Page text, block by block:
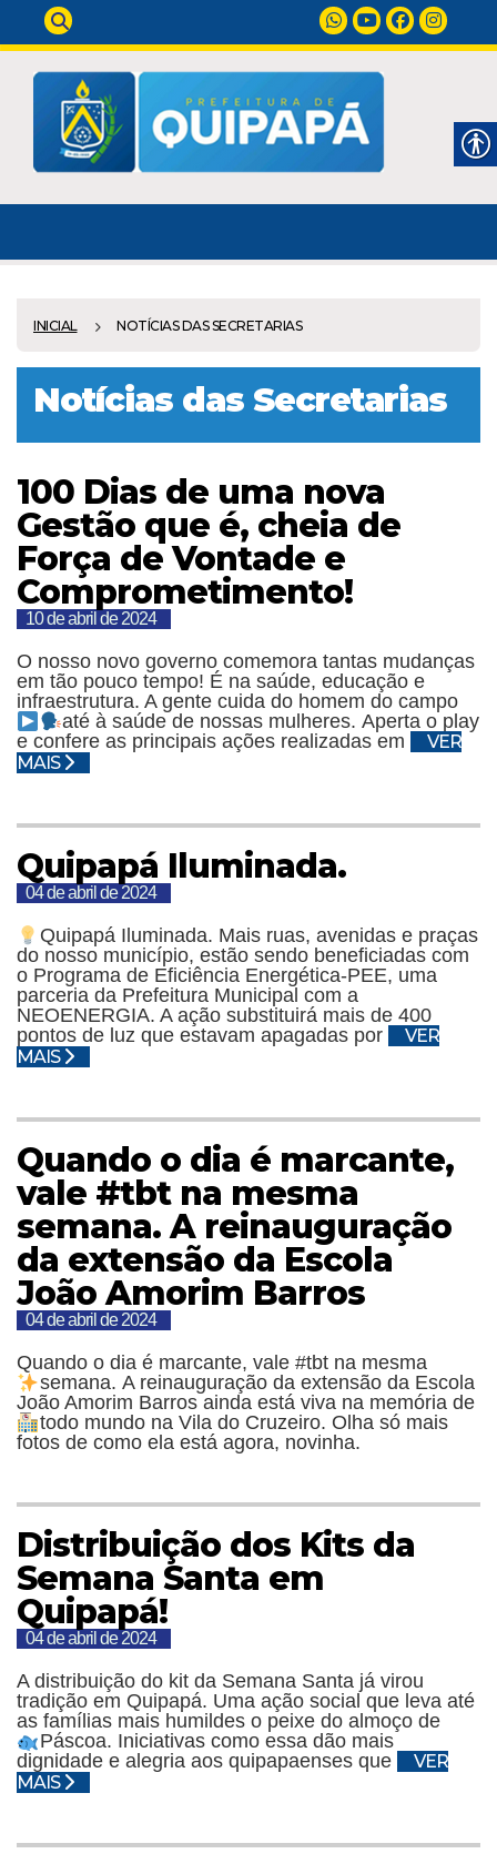
INICIAL NOTÍCIAS DAS SECRETARIAS
Notícias das Secretarias
100 Dias de uma nova
Gestão que é, cheia de
Força de Vontade e
Comprometimento!
10 de abril de 2024
O nosso novo governo comemora tantas mudanças
em tão pouco tempo! É na saúde, educação e
infraestrutura. A gente cuida do homem do campo
até à saúde de nossas mulheres. Aperta o play
e confere as principais ações realizadas em
VER
MAIS
Quipapá Iluminada.
04 de abril de 2024
Quipapá Iluminada. Mais ruas, avenidas e praças
do nosso município, estão sendo beneficiadas com
o Programa de Eficiência Energética-PEE, uma
parceria da Prefeitura Municipal com a
NEOENERGIA. A ação substituirá mais de 400
pontos de luz que estavam apagadas por
VER
MAIS
Quando o dia é marcante,
vale #tbt na mesma
semana. A reinauguração
da extensão da Escola
João Amorim Barros
04 de abril de 2024
Quando o dia é marcante, vale #tbt na mesma
semana. A reinauguração da extensão da Escola
João Amorim Barros ainda está viva na memória de
todo mundo na Vila do Cruzeiro. Olha só mais
fotos de como ela está agora, novinha.
Distribuição dos Kits da
Semana Santa em
Quipapá!
04 de abril de 2024
A distribuição do kit da Semana Santa já virou
tradição em Quipapá. Uma ação social que leva até
as famílias mais humildes o peixe do almoço de
Páscoa. Iniciativas como essa dão mais
dignidade e alegria aos quipapaenses que
VER
MAIS